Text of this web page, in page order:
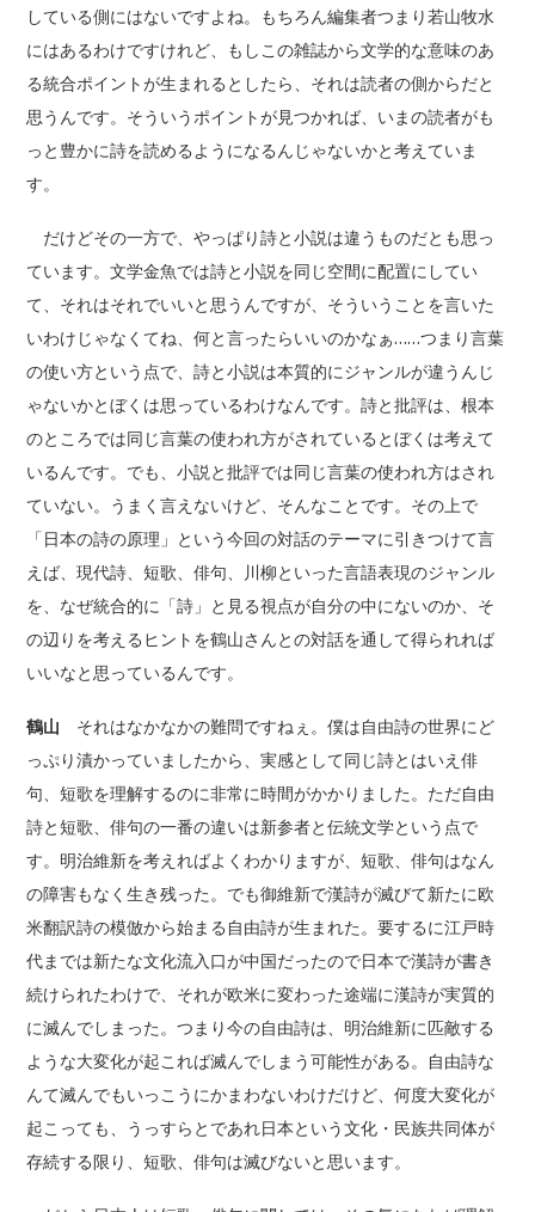
している側にはないですよね。もちろん編集者つまり若山牧水
にはあるわけですけれど、もしこの雑誌から文学的な意味のあ
る統合ポイントが生まれるとしたら、それは読者の側からだと
思うんです。そういうポイントが見つかれば、いまの読者がも
っと豊かに詩を読めるようになるんじゃないかと考えていま
す。
だけどその一方で、やっぱり詩と小説は違うものだとも思っ
ています。文学金魚では詩と小説を同じ空間に配置にしてい
て、それはそれでいいと思うんですが、そういうことを言いた
いわけじゃなくてね、何と言ったらいいのかなぁ……つまり言葉
の使い方という点で、詩と小説は本質的にジャンルが違うんじ
ゃないかとぼくは思っているわけなんです。詩と批評は、根本
のところでは同じ言葉の使われ方がされているとぼくは考えて
いるんです。でも、小説と批評では同じ言葉の使われ方はされ
ていない。うまく言えないけど、そんなことです。その上で
「日本の詩の原理」という今回の対話のテーマに引きつけて言
えば、現代詩、短歌、俳句、川柳といった言語表現のジャンル
を、なぜ統合的に「詩」と見る視点が自分の中にないのか、そ
の辺りを考えるヒントを鶴山さんとの対話を通して得られれば
いいなと思っているんです。
鶴山 それはなかなかの難問ですねぇ。僕は自由詩の世界にど
っぷり漬かっていましたから、実感として同じ詩とはいえ俳
句、短歌を理解するのに非常に時間がかかりました。ただ自由
詩と短歌、俳句の一番の違いは新参者と伝統文学という点で
す。明治維新を考えればよくわかりますが、短歌、俳句はなん
の障害もなく生き残った。でも御維新で漢詩が滅びて新たに欧
米翻訳詩の模倣から始まる自由詩が生まれた。要するに江戸時
代までは新たな文化流入口が中国だったので日本で漢詩が書き
続けられたわけで、それが欧米に変わった途端に漢詩が実質的
に滅んでしまった。つまり今の自由詩は、明治維新に匹敵する
ような大変化が起これば滅んでしまう可能性がある。自由詩な
んて滅んでもいっこうにかまわないわけだけど、何度大変化が
起こっても、うっすらとであれ日本という文化・民族共同体が
存続する限り、短歌、俳句は滅びないと思います。